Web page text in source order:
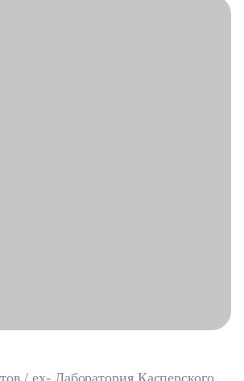
/ ex- Лаборатория Касперского,